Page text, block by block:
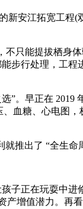
江拓宽工程(双
能提拔栖身体
步行处理，工
早正在 2019
血糖、心电图
推出了 “全生
正在玩耍中进
增值潜力。再